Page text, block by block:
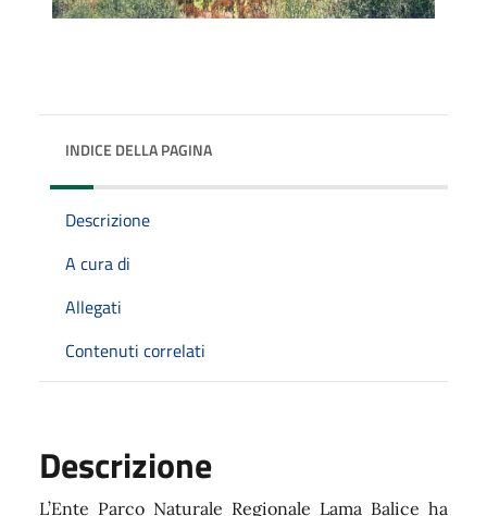
INDICE DELLA PAGINA
Descrizione
A cura di
Allegati
Contenuti correlati
Descrizione
L’Ente Parco Naturale Regionale Lama Balice ha